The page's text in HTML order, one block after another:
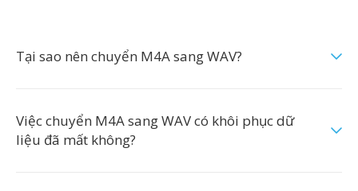
Tại sao nên chuyển M4A sang WAV?
Việc chuyển M4A sang WAV có khôi phục dữ
liệu đã mất không?